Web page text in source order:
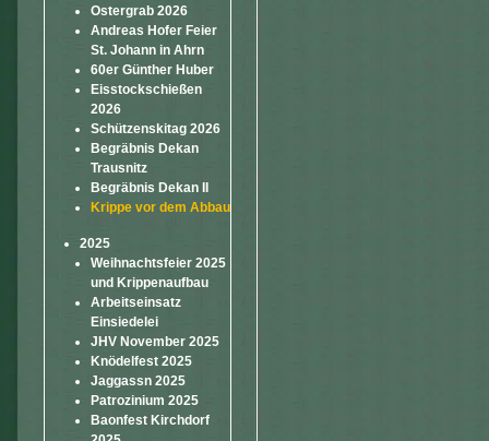
Ostergrab 2026
Andreas Hofer Feier
St. Johann in Ahrn
60er Günther Huber
Eisstockschießen
2026
Schützenskitag 2026
Begräbnis Dekan
Trausnitz
Begräbnis Dekan II
Krippe vor dem Abbau
2025
Weihnachtsfeier 2025
und Krippenaufbau
Arbeitseinsatz
Einsiedelei
JHV November 2025
Knödelfest 2025
Jaggassn 2025
Patrozinium 2025
Baonfest Kirchdorf